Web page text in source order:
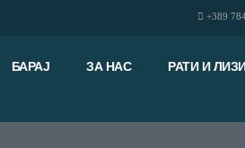
+389
БАРАЈ ЗА НАС РАТИ И